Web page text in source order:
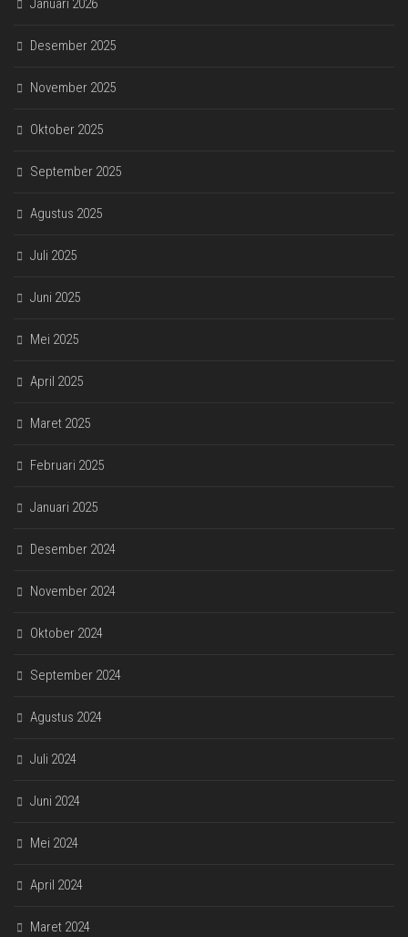
Januari 2026
Desember 2025
November 2025
Oktober 2025
September 2025
Agustus 2025
Juli 2025
Juni 2025
Mei 2025
April 2025
Maret 2025
Februari 2025
Januari 2025
Desember 2024
November 2024
Oktober 2024
September 2024
Agustus 2024
Juli 2024
Juni 2024
Mei 2024
April 2024
Maret 2024